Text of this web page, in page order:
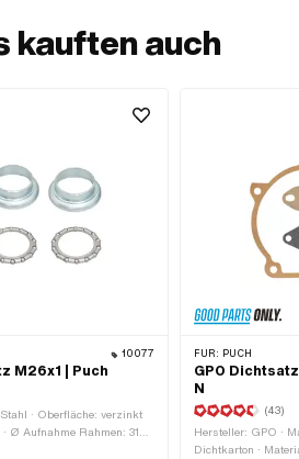
kauften auch
10077
M26x1 | Puch
· Oberfläche: verzinkt
Ø Aufnahme Rahmen: 31
FÜR: PUCH
GPO
N
(43)
Hersteller: GPO ·
Dichtkarton ·